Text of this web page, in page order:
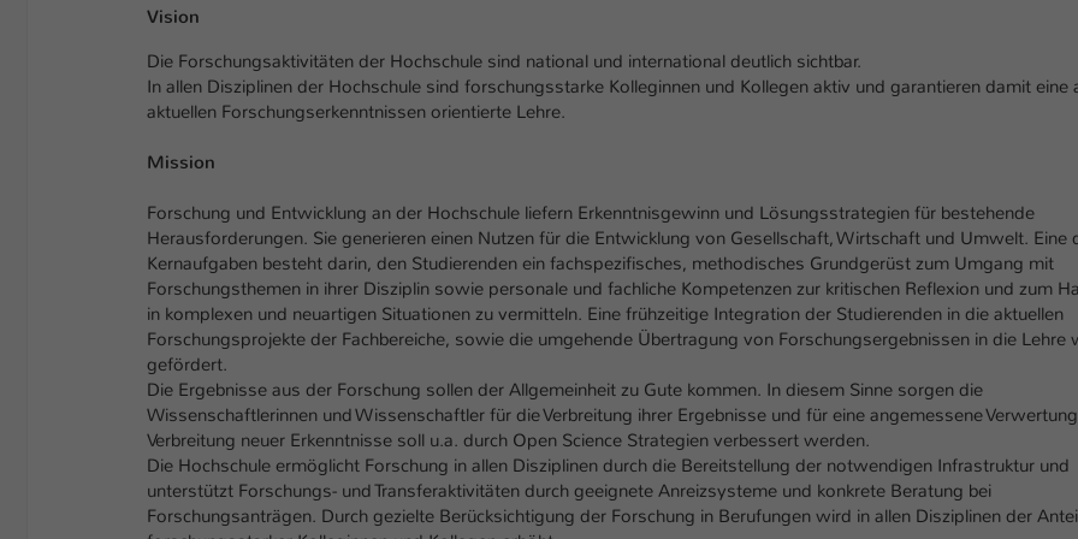
Vision
Die Forschungsaktivitäten der Hochschule sind national und international deutlich sichtbar.
In allen Disziplinen der Hochschule sind forschungsstarke Kolleginnen und Kollegen aktiv und garantieren damit eine
aktuellen Forschungserkenntnissen orientierte Lehre.
Mission
Forschung und Entwicklung an der Hochschule liefern Erkenntnisgewinn und Lösungsstrategien für bestehende
Herausforderungen. Sie generieren einen Nutzen für die Entwicklung von Gesellschaft, Wirtschaft und Umwelt. Eine
Kernaufgaben besteht darin, den Studierenden ein fachspezifisches, methodisches Grundgerüst zum Umgang mit
Forschungsthemen in ihrer Disziplin sowie personale und fachliche Kompetenzen zur kritischen Reflexion und zum
in komplexen und neuartigen Situationen zu vermitteln. Eine frühzeitige Integration der Studierenden in die aktuellen
Forschungsprojekte der Fachbereiche, sowie die umgehende Übertragung von Forschungsergebnissen in die Lehre
gefördert.
Die Ergebnisse aus der Forschung sollen der Allgemeinheit zu Gute kommen. In diesem Sinne sorgen die
Wissenschaftlerinnen und Wissenschaftler für die Verbreitung ihrer Ergebnisse und für eine angemessene
Verbreitung neuer Erkenntnisse soll u.a. durch Open Science Strategien verbessert werden.
Die Hochschule ermöglicht Forschung in allen Disziplinen durch die Bereitstellung der notwendigen Infrastruktur und
unterstützt Forschungs- und Transferaktivitäten durch geeignete Anreizsysteme und konkrete Beratung bei
Forschungsanträgen. Durch gezielte Berücksichtigung der Forschung in Berufungen wird in allen Disziplinen der
Name
Laufzeit 1 Woche
Zweck
Dieses Cookie ist ein Standard-Session-Cookie
von TYPO3. Es speichert im Fall eines Intranet-
Logins die Session-ID. So kann der eingeloggte
Benutzer wiedererkannt werden und es wird
Name be_typo_user
Anbieter TYPO3